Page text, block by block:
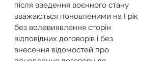
після введення воєнного стану
вважаються поновленими на І рік
без волевиявлення сторін
відповідних договорів і без
внесення відомостей про